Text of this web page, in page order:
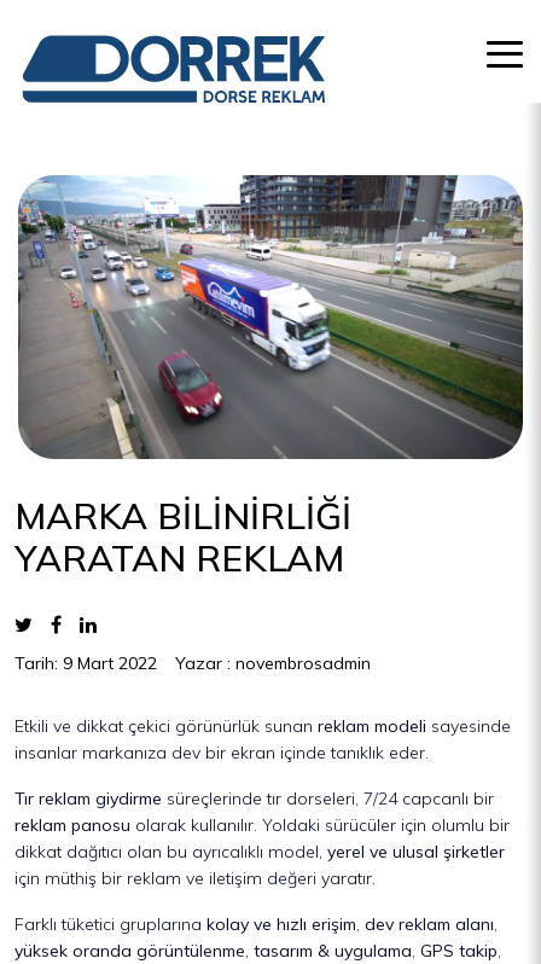
MARKA BİLİNİRLİĞİ
YARATAN REKLAM
Tarih: 9 Mart 2022 Yazar : novembrosadmin
Etkili ve dikkat çekici görünürlük sunan reklam modeli sayesinde
insanlar markanıza dev bir ekran içinde tanıklık eder.
Tır reklam giydirme süreçlerinde tır dorseleri, 7/24 capcanlı bir
reklam panosu olarak kullanılır. Yoldaki sürücüler için olumlu bir
dikkat dağıtıcı olan bu ayrıcalıklı model, yerel ve ulusal şirketler
için müthiş bir reklam ve iletişim değeri yaratır.
Farklı tüketici gruplarına kolay ve hızlı erişim, dev reklam alanı,
yüksek oranda görüntülenme, tasarım & uygulama, GPS takip,